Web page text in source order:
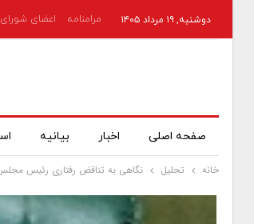
دوشنبه, ۱۹ مرداد ۱۴۰۵ مرامنامه اعضای
صفحه اصلی اخبار بیانیه
خانه تحلیل نگاهی به تناقض رفتاری رئیس